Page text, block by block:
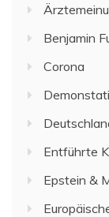
Benjamin
Corona
Entführte
Epstein &